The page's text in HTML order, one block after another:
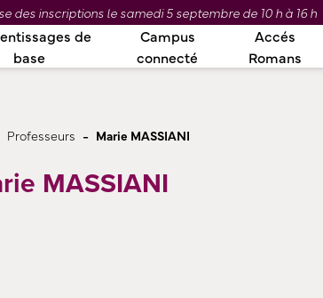
des inscriptions le samedi 5 septembre de 10 h à 16 h
de
base
Campus
connecté
Accés
Romans
Professeurs - Marie MASSIANI
MASSIANI